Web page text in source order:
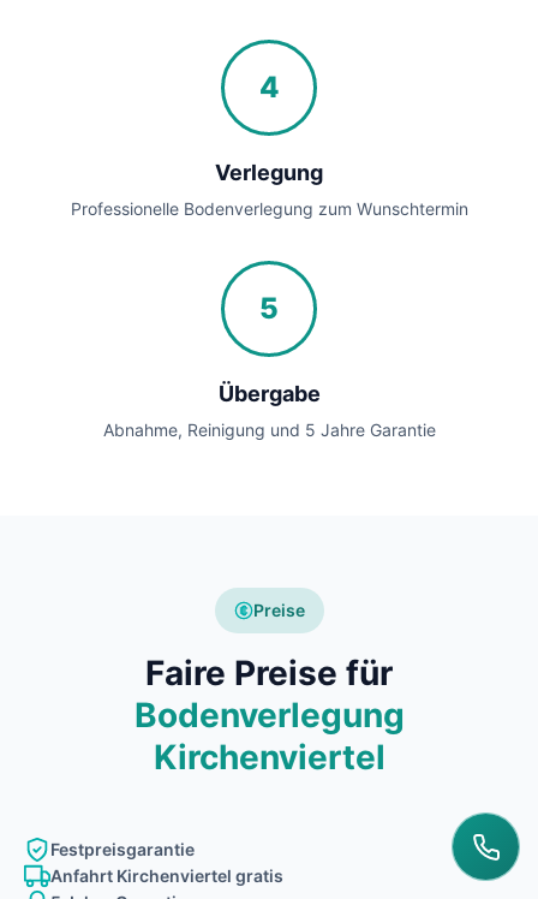
4
Verlegung
Professionelle Bodenverlegung zum Wunschtermin
5
Übergabe
Abnahme, Reinigung und 5 Jahre Garantie
Preise
Faire Preise für
Bodenverlegung
Kirchenviertel
Festpreisgarantie
Anfahrt Kirchenviertel gratis